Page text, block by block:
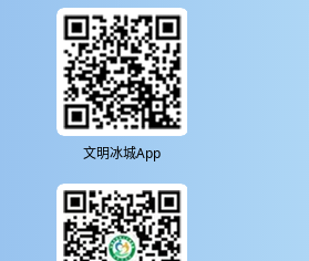
文明冰城App